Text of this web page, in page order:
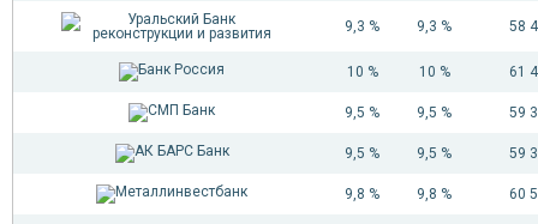
9,3 % 9,3 % 58
10 % 10 % 61
9,5 % 9,5 % 59
9,5 % 9,5 % 59
9,8 % 9,8 % 60